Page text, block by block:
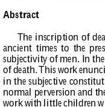
Abstract
The inscription of
ancient times to the pr
subjectivity of men. In the
of death. This work
in the subjective
normal perversion and
work with little children